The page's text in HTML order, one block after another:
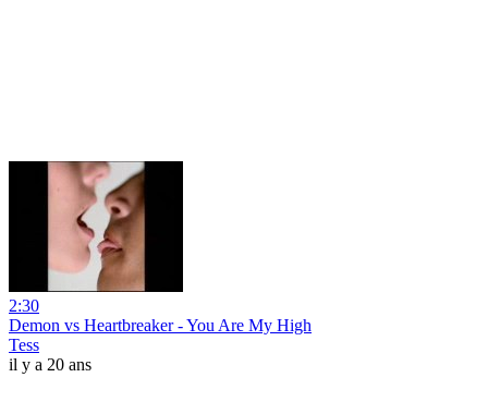
2:30
Demon vs Heartbreaker - You Are My High
Tess
il y a 20 ans